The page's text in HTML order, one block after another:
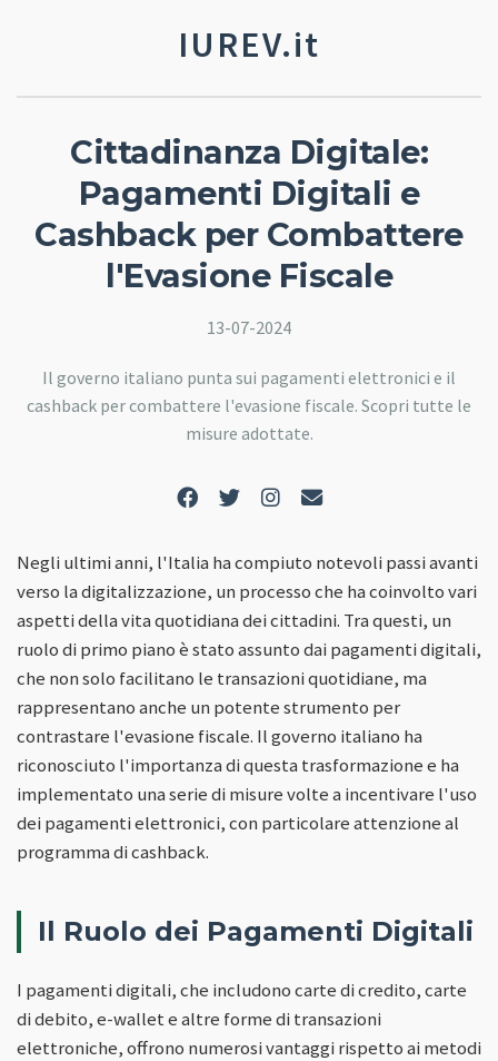
IUREV.it
Cittadinanza Digitale:
Pagamenti Digitali e
Cashback per Combattere
l'Evasione Fiscale
13-07-2024
Il governo italiano punta sui pagamenti elettronici e il
cashback per combattere l'evasione fiscale. Scopri tutte le
misure adottate.
Negli ultimi anni, l'Italia ha compiuto notevoli passi avanti
verso la digitalizzazione, un processo che ha coinvolto vari
aspetti della vita quotidiana dei cittadini. Tra questi, un
ruolo di primo piano è stato assunto dai pagamenti digitali,
che non solo facilitano le transazioni quotidiane, ma
rappresentano anche un potente strumento per
contrastare l'evasione fiscale. Il governo italiano ha
riconosciuto l'importanza di questa trasformazione e ha
implementato una serie di misure volte a incentivare l'uso
dei pagamenti elettronici, con particolare attenzione al
programma di cashback.
Il Ruolo dei Pagamenti Digitali
I pagamenti digitali, che includono carte di credito, carte
di debito, e-wallet e altre forme di transazioni
elettroniche, offrono numerosi vantaggi rispetto ai metodi